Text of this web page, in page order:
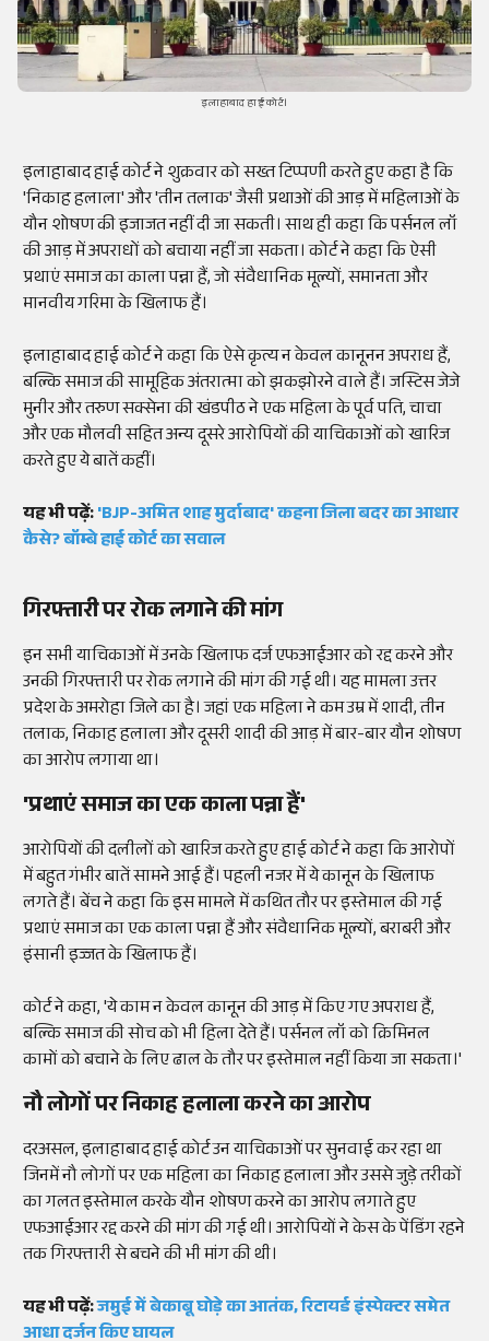
इलाहाबाद हाई कोर्ट।
इलाहाबाद हाई कोर्ट ने शुक्रवार को सख्त टिप्पणी करते हुए कहा है कि
'निकाह हलाला' और 'तीन तलाक' जैसी प्रथाओं की आड़ में महिलाओं के
यौन शोषण की इजाजत नहीं दी जा सकती। साथ ही कहा कि पर्सनल लॉ
की आड़ में अपराधों को बचाया नहीं जा सकता। कोर्ट ने कहा कि ऐसी
प्रथाएं समाज का काला पन्ना हैं, जो संवैधानिक मूल्यों, समानता और
मानवीय गरिमा के खिलाफ हैं।
इलाहाबाद हाई कोर्ट ने कहा कि ऐसे कृत्य न केवल कानूनन अपराध हैं,
बल्कि समाज की सामूहिक अंतरात्मा को झकझोरने वाले हैं। जस्टिस जेजे
मुनीर और तरुण सक्सेना की खंडपीठ ने एक महिला के पूर्व पति, चाचा
और एक मौलवी सहित अन्य दूसरे आरोपियों की याचिकाओं को खारिज
करते हुए ये बातें कहीं।
यह भी पढ़ें:'BJP-अमित शाह मुर्दाबाद' कहना जिला बदर का आधार
कैसे? बॉम्बे हाई कोर्ट का सवाल
गिरफ्तारी पर रोक लगाने की मांग
इन सभी याचिकाओं में उनके खिलाफ दर्ज एफआईआर को रद्द करने और
उनकी गिरफ्तारी पर रोक लगाने की मांग की गई थी। यह मामला उत्तर
प्रदेश के अमरोहा जिले का है। जहां एक महिला ने कम उम्र में शादी, तीन
तलाक, निकाह हलाला और दूसरी शादी की आड़ में बार-बार यौन शोषण
का आरोप लगाया था।
'प्रथाएं समाज का एक काला पन्ना हैं'
आरोपियों की दलीलों को खारिज करते हुए हाई कोर्ट ने कहा कि आरोपों
में बहुत गंभीर बातें सामने आई हैं। पहली नजर में ये कानून के खिलाफ
लगते हैं। बेंच ने कहा कि इस मामले में कथित तौर पर इस्तेमाल की गई
प्रथाएं समाज का एक काला पन्ना हैं और संवैधानिक मूल्यों, बराबरी और
इंसानी इज्जत के खिलाफ हैं।
कोर्ट ने कहा, 'ये काम न केवल कानून की आड़ में किए गए अपराध हैं,
बल्कि समाज की सोच को भी हिला देते हैं। पर्सनल लॉ को क्रिमिनल
कामों को बचाने के लिए ढाल के तौर पर इस्तेमाल नहीं किया जा सकता।'
नौ लोगों पर निकाह हलाला करने का आरोप
दरअसल, इलाहाबाद हाई कोर्ट उन याचिकाओं पर सुनवाई कर रहा था
जिनमें नौ लोगों पर एक महिला का निकाह हलाला और उससे जुड़े तरीकों
का गलत इस्तेमाल करके यौन शोषण करने का आरोप लगाते हुए
एफआईआर रद्द करने की मांग की गई थी। आरोपियों ने केस के पेंडिंग रहने
तक गिरफ्तारी से बचने की भी मांग की थी।
यह भी पढ़ें:जमुई में बेकाबू घोड़े का आतंक, रिटायर्ड इंस्पेक्टर समेत